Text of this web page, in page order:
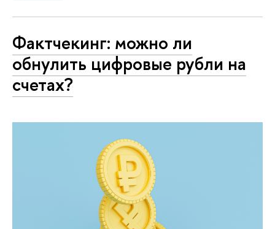
Фактчекинг: можно ли
обнулить цифровые рубли на
счетах?